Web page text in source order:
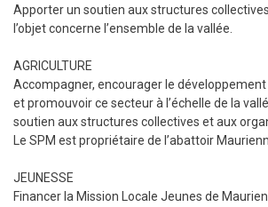
Apporter un soutien aux structures
l’objet concerne l’ensemble de la vallée.
AGRICULTURE
Accompagner, encourager le
et promouvoir ce secteur à l’échelle de la
soutien aux structures collectives et aux
Le SPM est propriétaire de l’abattoir
JEUNESSE
Financer la Mission Locale Jeunes de